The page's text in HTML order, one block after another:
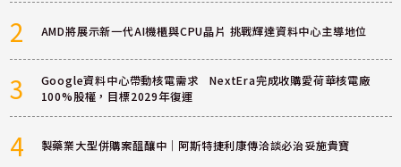
2 AMD將展示新一代AI機櫃與CPU晶片 挑戰輝達資料中心主導地位
3
Google資料中心帶動核電需求 NextEra完成收購愛荷華核電廠
100%股權，目標2029年復運
4 製藥業大型併購案醞釀中｜阿斯特捷利康傳洽談必治妥施貴寶